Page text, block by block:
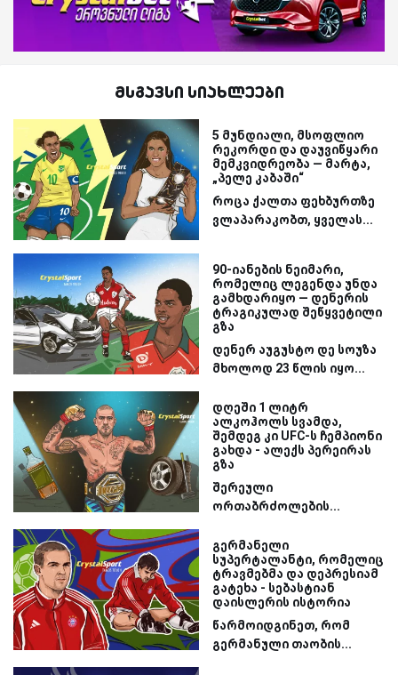
მსგავსი სიახლეები
5 მუნდიალი, მსოფლიო
რეკორდი და დაუვიწყარი
მემკვიდრეობა — მარტა,
„პელე კაბაში“
როცა ქალთა ფეხბურთზე
ვლაპარაკობთ, ყველას...
90-იანების ნეიმარი,
რომელიც ლეგენდა უნდა
გამხდარიყო — დენერის
ტრაგიკულად შეწყვეტილი
გზა
დენერ აუგუსტო დე სოუზა
მხოლოდ 23 წლის იყო...
დღეში 1 ლიტრ
ალკოჰოლს სვამდა,
შემდეგ კი UFC-ს ჩემპიონი
გახდა - ალექს პერეირას
გზა
შერეული
ორთაბრძოლების...
გერმანელი
სუპერტალანტი, რომელიც
ტრავმებმა და დეპრესიამ
გატეხა - სებასტიან
დაისლერის ისტორია
წარმოიდგინეთ, რომ
გერმანული თაობის...